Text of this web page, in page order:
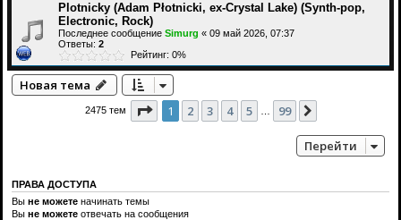
Plotnicky (Adam Płotnicki, ex-Crystal Lake) (Synth-pop,
Electronic, Rock)
Последнее сообщение Simurg « 09 май 2026, 07:37
Ответы: 2
Рейтинг: 0%
Новая тема
2475 тем Страница из 99
1 2 3 4 5 99
Перейти
ПРАВА ДОСТУПА
Вы не можете начинать темы
Вы не можете отвечать на сообщения